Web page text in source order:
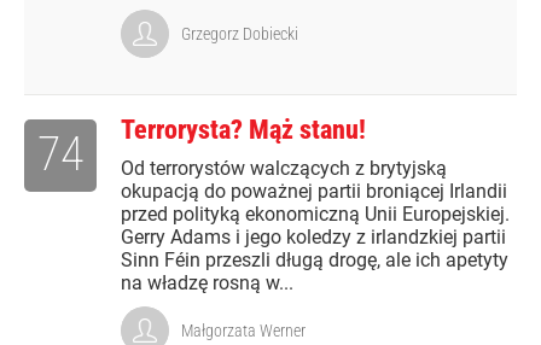
Grzegorz Dobiecki
Terrorysta? Mąż stanu!
Od terrorystów walczących z brytyjską
okupacją do poważnej partii broniącej Irlandii
przed polityką ekonomiczną Unii Europejskiej.
Gerry Adams i jego koledzy z irlandzkiej partii
Sinn Féin przeszli długą drogę, ale ich apetyty
na władzę rosną w...
74
Małgorzata Werner